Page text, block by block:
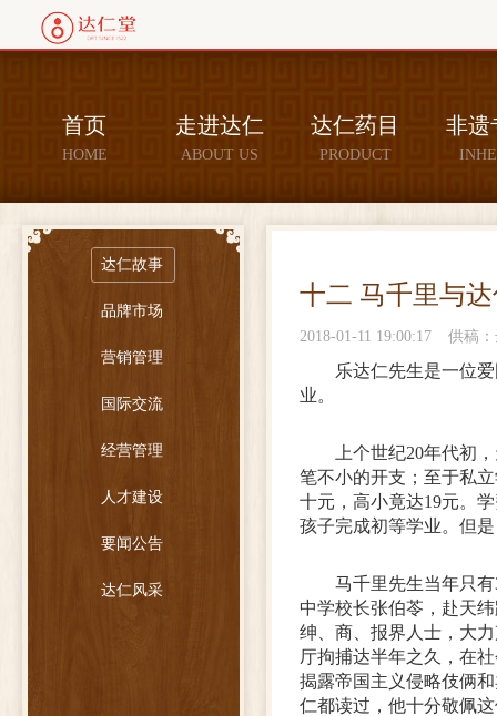
首页
HOME
走进达仁
ABOUT US
达仁药目
PRODUCT
非遗
达仁故事
品牌市场
营销管理
国际交流
经营管理
人才建设
要闻公告
达仁风采
十二 马千里与
2018-01-11 19:00:17 供稿
乐达仁先生是一位
业。
上个世纪20年代初
笔不小的开支；至于私
十元，高小竟达19元。
孩子完成初等学业。但
马千里先生当年只
中学校长张伯苓，赴天
绅、商、报界人士，大
厅拘捕达半年之久，在
揭露帝国主义侵略伎俩
仁都读过，他十分敬佩